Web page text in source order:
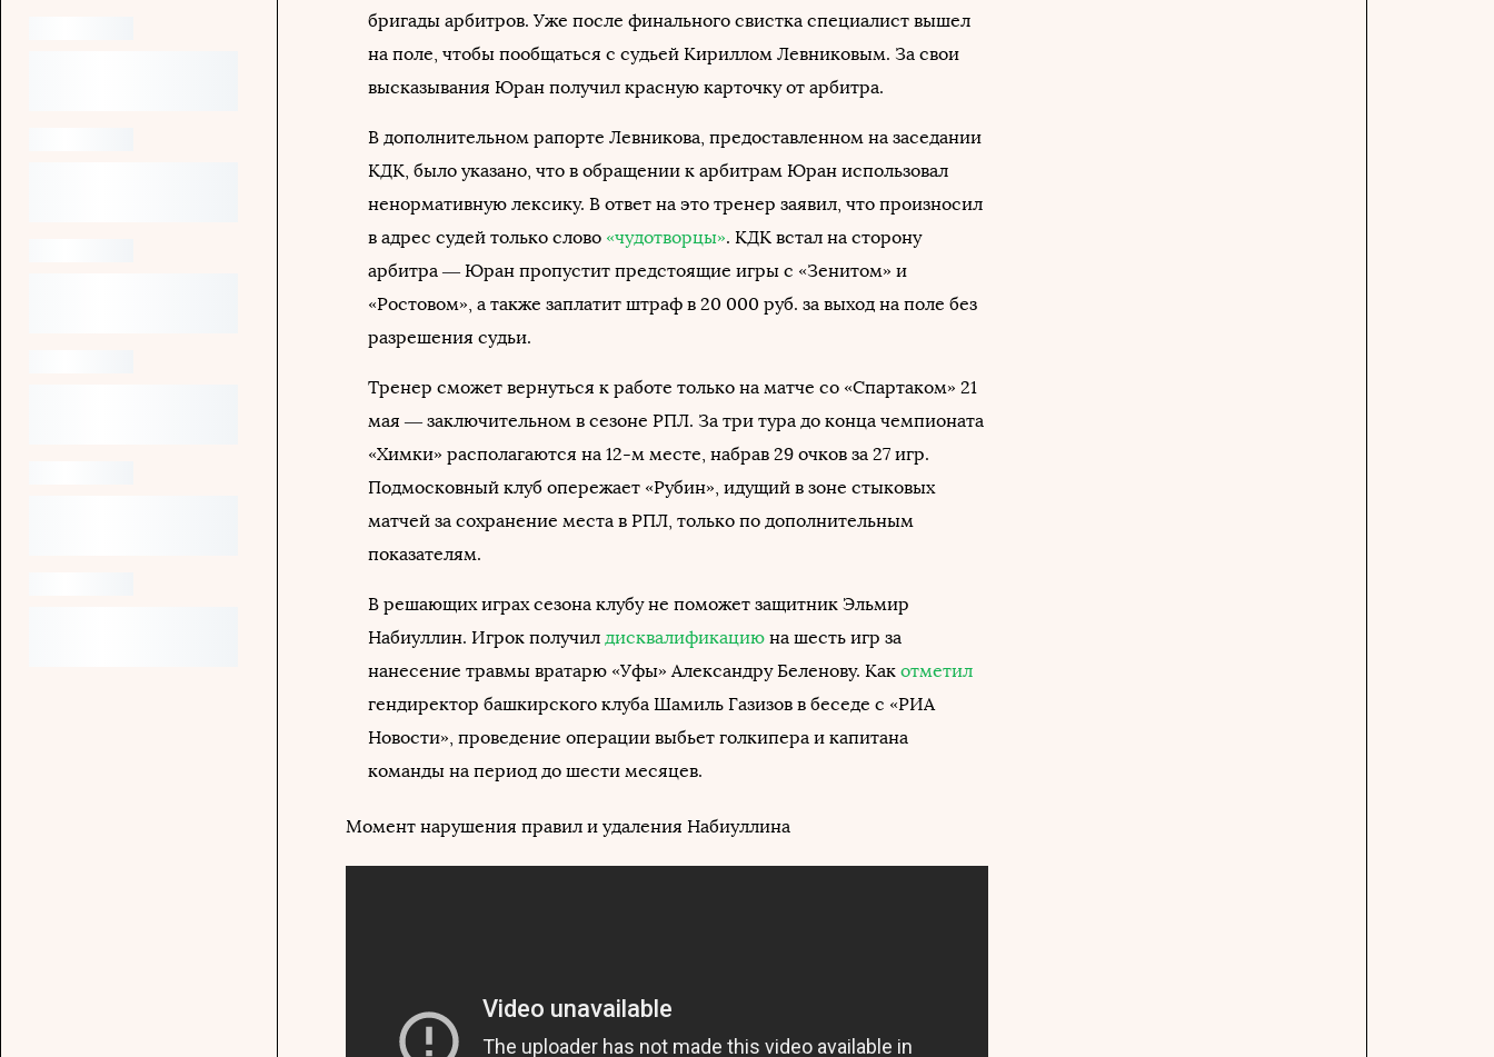
бригады арбитров. Уже после финального свистка специалист вышел
на поле, чтобы пообщаться с судьей Кириллом Левниковым. За свои
высказывания Юран получил красную карточку от арбитра.
В дополнительном рапорте Левникова, предоставленном на заседании
КДК, было указано, что в обращении к арбитрам Юран использовал
ненормативную лексику. В ответ на это тренер заявил, что произносил
в адрес судей только слово «чудотворцы». КДК встал на сторону
арбитра — Юран пропустит предстоящие игры с «Зенитом» и
«Ростовом», а также заплатит штраф в 20 000 руб. за выход на поле без
разрешения судьи.
Тренер сможет вернуться к работе только на матче со «Спартаком» 21
мая — заключительном в сезоне РПЛ. За три тура до конца чемпионата
«Химки» располагаются на 12-м месте, набрав 29 очков за 27 игр.
Подмосковный клуб опережает «Рубин», идущий в зоне стыковых
матчей за сохранение места в РПЛ, только по дополнительным
показателям.
В решающих играх сезона клубу не поможет защитник Эльмир
Набиуллин. Игрок получил дисквалификацию на шесть игр за
нанесение травмы вратарю «Уфы» Александру Беленову. Как отметил
гендиректор башкирского клуба Шамиль Газизов в беседе с «РИА
Новости», проведение операции выбьет голкипера и капитана
команды на период до шести месяцев.
Момент нарушения правил и удаления Набиуллина